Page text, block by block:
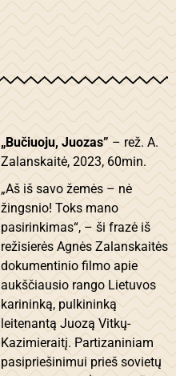
„Bučiuoju, Juozas” – rež. A.
Zalanskaitė, 2023, 60min.
„Aš iš savo žemės – nė
žingsnio! Toks mano
pasirinkimas“, – ši frazė iš
režisierės Agnės Zalanskaitės
dokumentinio filmo apie
aukščiausio rango Lietuvos
karininką, pulkininką
leitenantą Juozą Vitkų-
Kazimieraitį. Partizaniniam
pasipriešinimui prieš sovietų